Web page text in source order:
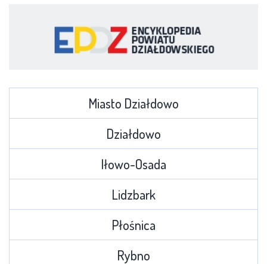
Miasto Działdowo
Działdowo
Iłowo-Osada
Lidzbark
Płośnica
Rybno